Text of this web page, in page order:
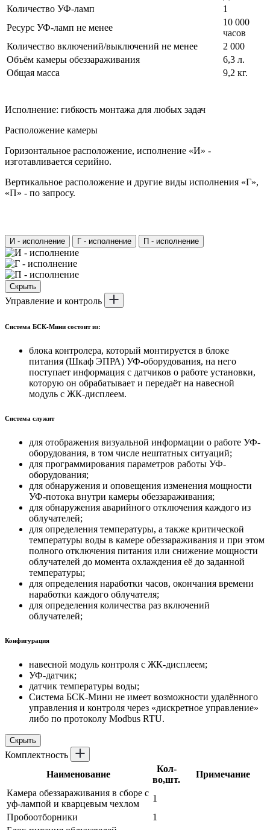
Количество УФ-ламп
1
Ресурс УФ-ламп не менее
10 000
часов
Количество включений/выключений не менее
2 000
Объём камеры обеззараживания
6,3 л.
Общая масса
9,2 кг.
Исполнение: гибкость монтажа для любых задач
Расположение камеры
Горизонтальное расположение, исполнение «И» -
изготавливается серийно.
Вертикальное расположение и другие виды исполнения «Г»,
«П» - по запросу.
И - исполнение Г - исполнение П - исполнение
Скрыть
Управление и контроль
Система БСК-Мини состоит из:
блока контролера, который монтируется в блоке
питания (Шкаф ЭПРА) УФ-оборудования, на него
поступает информация с датчиков о работе установки,
которую он обрабатывает и передаёт на навесной
модуль с ЖК-дисплеем.
Система служит
для отображения визуальной информации о работе УФ-
оборудования, в том числе нештатных ситуаций;
для программирования параметров работы УФ-
оборудования;
для обнаружения и оповещения изменения мощности
УФ-потока внутри камеры обеззараживания;
для обнаружения аварийного отключения каждого из
облучателей;
для определения температуры, а также критической
температуры воды в камере обеззараживания и при этом
полного отключения питания или снижение мощности
облучателей до момента охлаждения её до заданной
температуры;
для определения наработки часов, окончания времени
наработки каждого облучателя;
для определения количества раз включений
облучателей;
Конфигурация
навесной модуль контроля с ЖК-дисплеем;
УФ-датчик;
датчик температуры воды;
Система БСК-Мини не имеет возможности удалённого
управления и контроля через «дискретное управление»
либо по протоколу Modbus RTU.
Скрыть
Комплектность
Наименование
Кол-
во,шт.
Примечание
Камера обеззараживания в сборе с
уф-лампой и кварцевым чехлом
1
Пробоотборники
1